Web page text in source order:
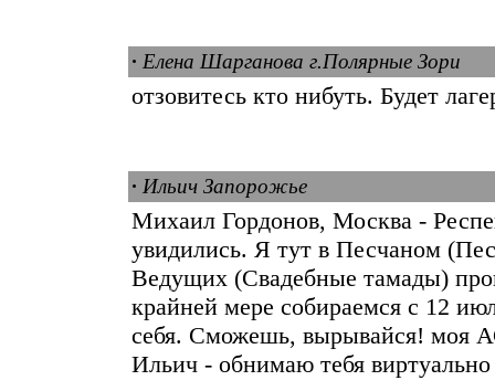
· Елена Шарганова г.Полярные Зори
отзовитесь кто нибуть. Будет
· Ильич Запорожье
Михаил Гордонов, Москва -
увидились. Я тут в Песчаном
Ведущих (Свадебные тамады)
крайней мере собираемся с 12
себя. Сможешь, вырывайся! моя
Ильич - обнимаю тебя